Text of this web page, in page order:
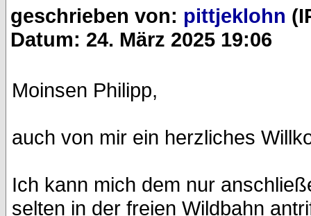
geschrieben von: pittjeklohn
Datum: 24. März 2025 19:06
Moinsen Philipp,
auch von mir ein herzliches
Ich kann mich dem nur
selten in der freien Wildbahn